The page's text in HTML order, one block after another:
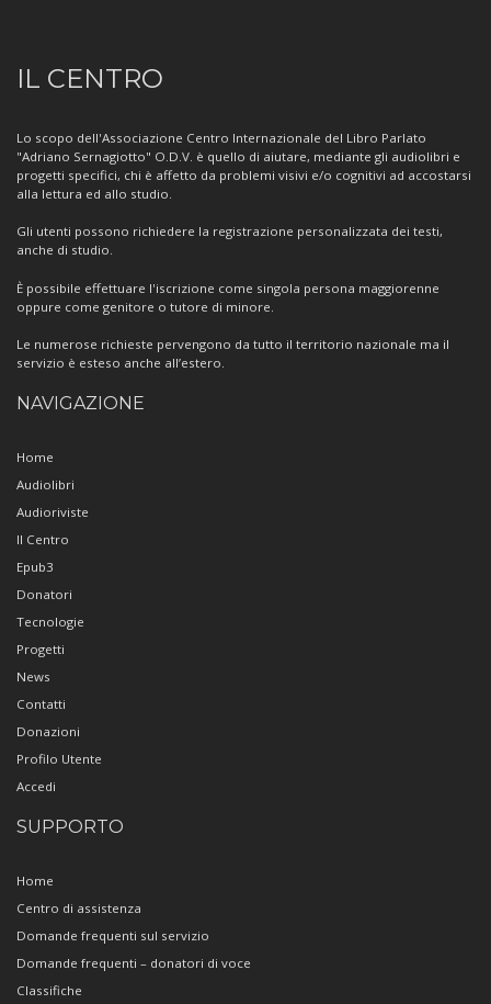
Informazioni
sul
Centro
IL CENTRO
Lo scopo dell'Associazione Centro Internazionale del Libro Parlato
"Adriano Sernagiotto" O.D.V. è quello di aiutare, mediante gli audiolibri e
progetti specifici, chi è affetto da problemi visivi e/o cognitivi ad accostarsi
alla lettura ed allo studio.
Gli utenti possono richiedere la registrazione personalizzata dei testi,
anche di studio.
È possibile effettuare l'iscrizione come singola persona maggiorenne
oppure come genitore o tutore di minore.
Le numerose richieste pervengono da tutto il territorio nazionale ma il
servizio è esteso anche all’estero.
NAVIGAZIONE
Home
Audiolibri
Audioriviste
Il Centro
Epub3
Donatori
Tecnologie
Progetti
News
Contatti
Donazioni
Profilo Utente
Accedi
SUPPORTO
Home
Centro di assistenza
Domande frequenti sul servizio
Domande frequenti – donatori di voce
Classifiche